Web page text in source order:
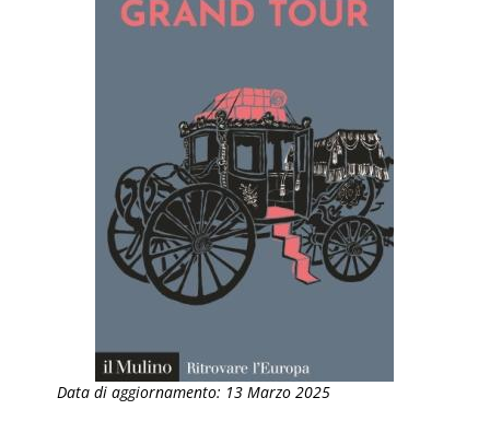
Data di aggiornamento: 13 Marzo 2025